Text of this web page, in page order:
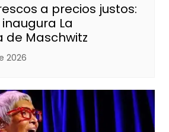
a precios justos:
La
de Maschwitz
2026